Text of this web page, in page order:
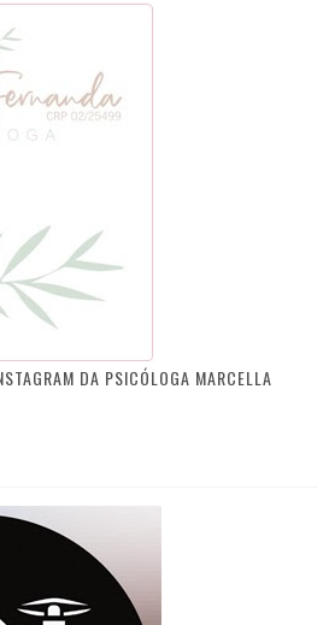
DA PSICÓLOGA MARCELLA